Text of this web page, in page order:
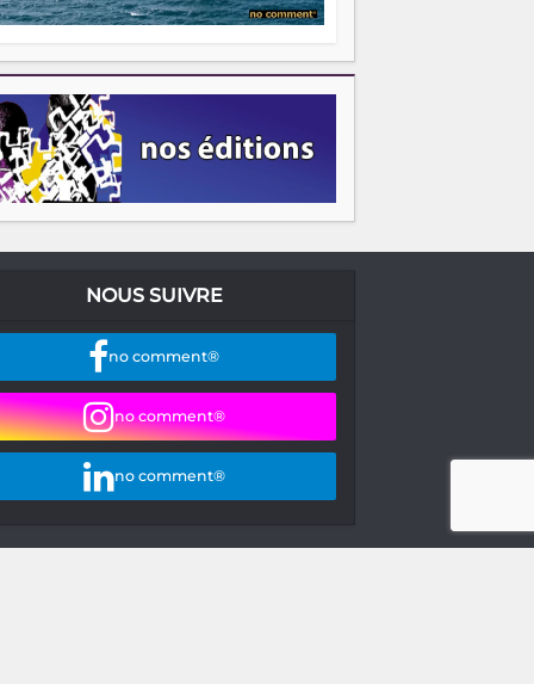
NOUS SUIVRE
no comment®
no comment®
no comment®